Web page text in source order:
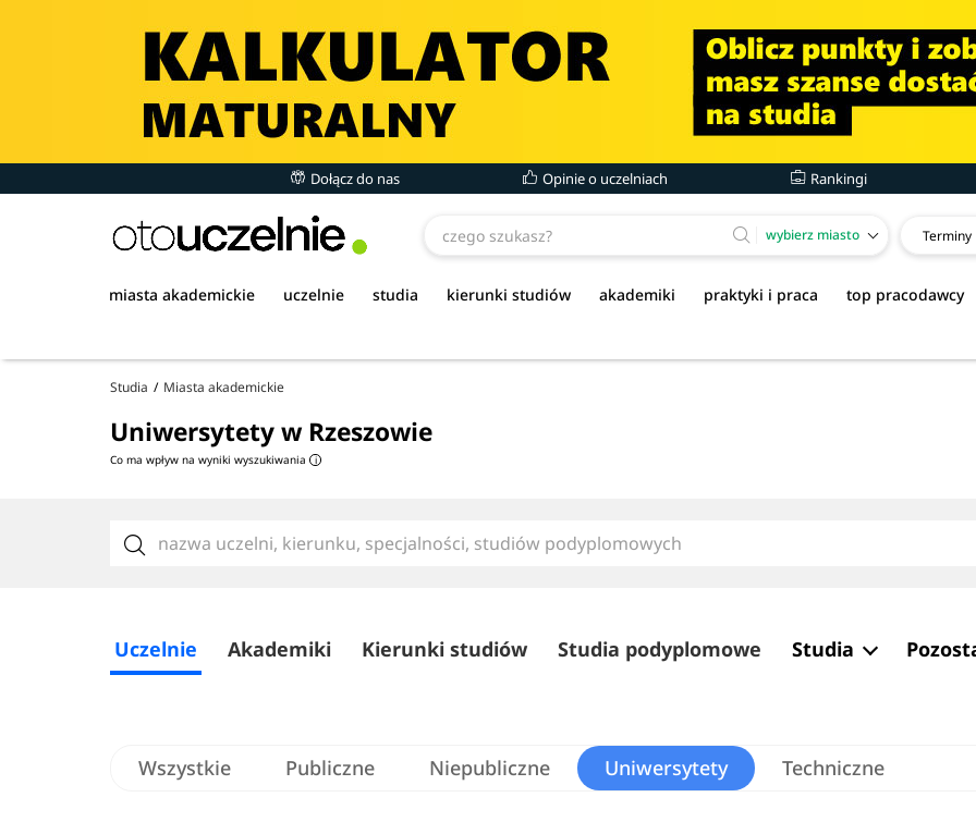
Dołącz do nas Opinie o uczelniach Rankingi
wybierz miasto Terminy
miasta akademickie uczelnie studia kierunki studiów akademiki praktyki i praca top pracodawcy
Studia Miasta akademickie
Uniwersytety w Rzeszowie
Co ma wpływ na wyniki wyszukiwania i
Uczelnie Akademiki Kierunki studiów Studia podyplomowe Studia
Wszystkie Publiczne Niepubliczne Uniwersytety Techniczne